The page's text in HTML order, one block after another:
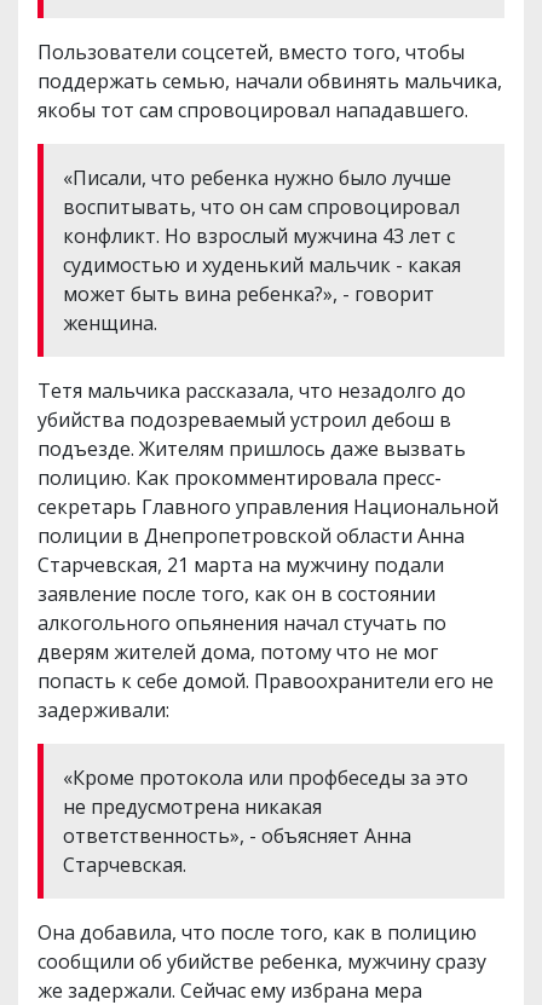
Пользователи соцсетей, вместо того, чтобы
поддержать семью, начали обвинять мальчика,
якобы тот сам спровоцировал нападавшего.
«Писали, что ребенка нужно было лучше
воспитывать, что он сам спровоцировал
конфликт. Но взрослый мужчина 43 лет с
судимостью и худенький мальчик - какая
может быть вина ребенка?», - говорит
женщина.
Тетя мальчика рассказала, что незадолго до
убийства подозреваемый устроил дебош в
подъезде. Жителям пришлось даже вызвать
полицию. Как прокомментировала пресс-
секретарь Главного управления Национальной
полиции в Днепропетровской области Анна
Старчевская, 21 марта на мужчину подали
заявление после того, как он в состоянии
алкогольного опьянения начал стучать по
дверям жителей дома, потому что не мог
попасть к себе домой. Правоохранители его не
задерживали:
«Кроме протокола или профбеседы за это
не предусмотрена никакая
ответственность», - объясняет Анна
Старчевская.
Она добавила, что после того, как в полицию
сообщили об убийстве ребенка, мужчину сразу
же задержали. Сейчас ему избрана мера